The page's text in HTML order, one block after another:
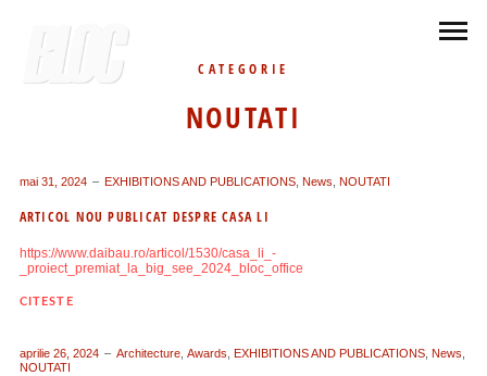
CATEGORIE
NOUTATI
mai 31, 2024 EXHIBITIONS AND PUBLICATIONS, News NOUTATI
ARTICOL NOU PUBLICAT DESPRE CASA LI
https://www.daibau.ro/articol/1530/casa_li_-
_proiect_premiat_la_big_see_2024_bloc_office
CITESTE
aprilie 26, 2024 Architecture, Awards EXHIBITIONS AND PUBLICATIONS, News
NOUTATI